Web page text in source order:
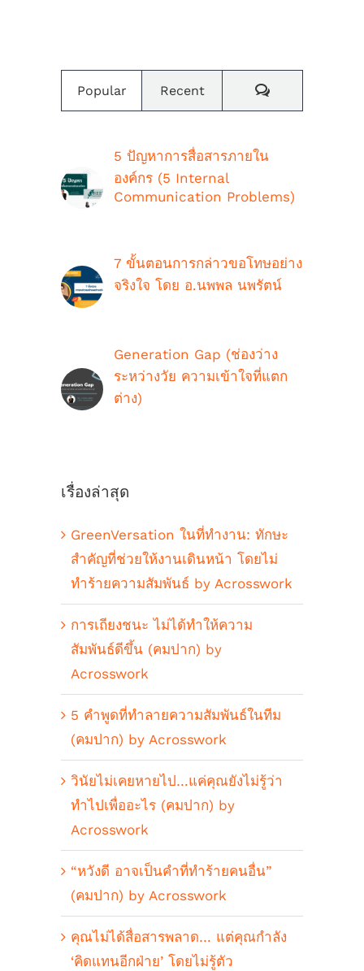
Popular Recent Comments
5 ปัญหาการสื่อสารภายใน
องค์กร (5 Internal
Communication Problems)
7 ขั้นตอนการกล่าวขอโทษอย่าง
จริงใจ โดย อ.นพพล นพรัตน์
Generation Gap (ช่องว่าง
ระหว่างวัย ความเข้าใจที่แตก
ต่าง)
เรื่องล่าสุด
GreenVersation ในที่ทำงาน: ทักษะ
สำคัญที่ช่วยให้งานเดินหน้า โดยไม่
ทำร้ายความสัมพันธ์ by Acrosswork
การเถียงชนะ ไม่ได้ทำให้ความ
สัมพันธ์ดีขึ้น (คมปาก) by
Acrosswork
5 คำพูดที่ทำลายความสัมพันธ์ในทีม
(คมปาก) by Acrosswork
วินัยไม่เคยหายไป…แค่คุณยังไม่รู้ว่า
ทำไปเพื่ออะไร (คมปาก) by
Acrosswork
“หวังดี อาจเป็นคำที่ทำร้ายคนอื่น”
(คมปาก) by Acrosswork
คุณไม่ได้สื่อสารพลาด… แต่คุณกำลัง
‘คิดแทนอีกฝ่าย’ โดยไม่รู้ตัว